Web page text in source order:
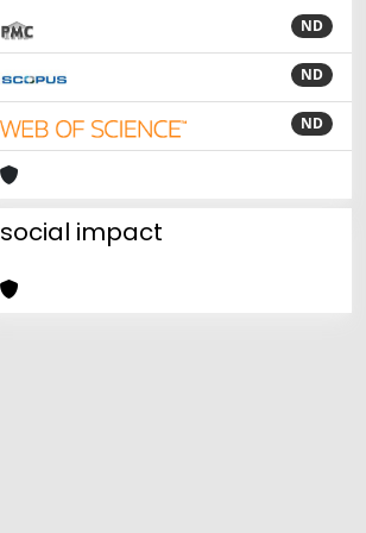
ND
ND
ND
social impact